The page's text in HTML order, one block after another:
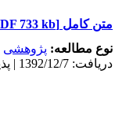
متن کامل [PDF 733 kb]
نوع مطالعه: پژوهشی
دریافت: 1392/12/7 | پذیرش: 1392/12/7 | انتشار: 1392/12/7